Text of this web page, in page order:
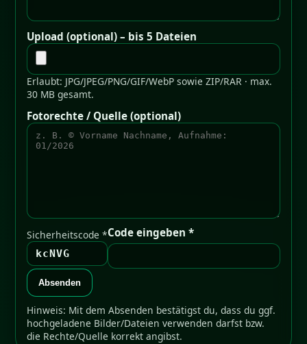
Upload (optional) – bis 5 Dateien
Erlaubt: JPG/JPEG/PNG/GIF/WebP sowie ZIP/RAR · max.
30 MB gesamt.
Fotorechte / Quelle (optional)
Sicherheitscode *
kcNVG
Code eingeben *
Absenden
Hinweis: Mit dem Absenden bestätigst du, dass du ggf.
hochgeladene Bilder/Dateien verwenden darfst bzw.
die Rechte/Quelle korrekt angibst.